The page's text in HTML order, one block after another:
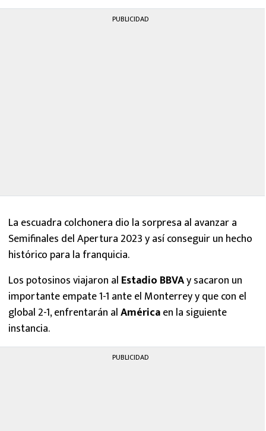
PUBLICIDAD
La escuadra colchonera dio la sorpresa al avanzar a
Semifinales del Apertura 2023 y así conseguir un hecho
histórico para la franquicia.
Los potosinos viajaron al Estadio BBVAy sacaron un
importante empate 1-1 ante el Monterrey y que con el
global 2-1, enfrentarán alAméricaen la siguiente
instancia.
PUBLICIDAD